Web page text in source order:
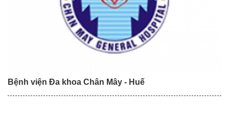
Bệnh viện Đa khoa Chân Mây - Huế